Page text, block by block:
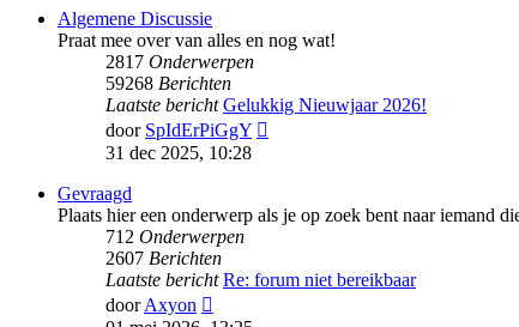
Algemene Discussie
Praat mee over van alles en nog wat!
2817 Onderwerpen
59268 Berichten
Laatste bericht Gelukkig Nieuwjaar 2026!
door SpIdErPiGgY
31 dec 2025, 10:28
Gevraagd
Plaats hier een onderwerp als je op zoek bent naar iemand
712 Onderwerpen
2607 Berichten
Laatste bericht Re: forum niet bereikbaar
doorAxyon
laatste